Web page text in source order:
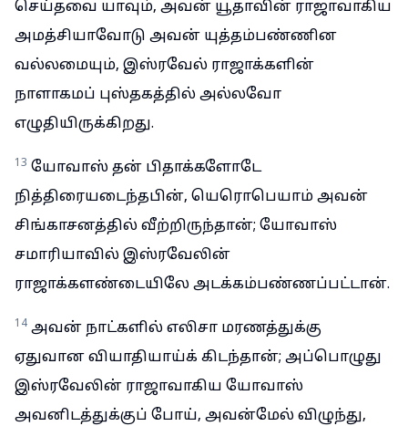
செய்தவை யாவும், அவன் யூதாவின் ராஜாவாகிய
அமத்சியாவோடு அவன் யுத்தம்பண்ணின
வல்லமையும், இஸ்ரவேல் ராஜாக்களின்
நாளாகமப் புஸ்தகத்தில் அல்லவோ
எழுதியிருக்கிறது.
13 யோவாஸ் தன் பிதாக்களோடே
நித்திரையடைந்தபின், யெரொபெயாம் அவன்
சிங்காசனத்தில் வீற்றிருந்தான்; யோவாஸ்
சமாரியாவில் இஸ்ரவேலின்
ராஜாக்களண்டையிலே அடக்கம்பண்ணப்பட்டான்.
14 அவன் நாட்களில் எலிசா மரணத்துக்கு
ஏதுவான வியாதியாய்க் கிடந்தான்; அப்பொழுது
இஸ்ரவேலின் ராஜாவாகிய யோவாஸ்
அவனிடத்துக்குப் போய், அவன்மேல் விழுந்து,